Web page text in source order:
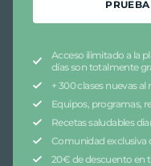
PRUEBA
Acceso ilimitado a la
días son totalmente
+ 300 clases nuevas al
Equipos, programas,
Recetas saludables
Comunidad exclusiva
20€ de descuento en